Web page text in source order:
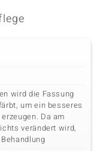
wird die Fassung
um ein besseres
Da am
verändert wird,